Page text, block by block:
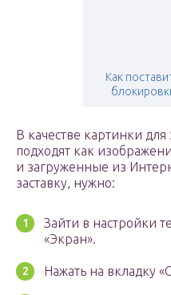
Как
В качестве картинки
подходят как
и загруженные из
заставку, нужно:
Зайти в настройки
«Экран».
Нажать на вкладку